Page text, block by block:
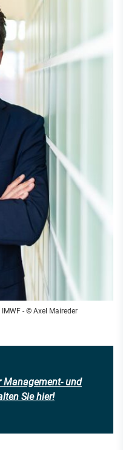
- © Axel Maireder
Management- und
Sie hier!